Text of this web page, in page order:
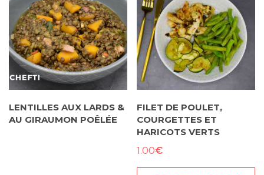
LENTILLES AUX LARDS &
AU GIRAUMON POÊLÉE
FILET DE POULET,
COURGETTES ET
HARICOTS VERTS
1.00€